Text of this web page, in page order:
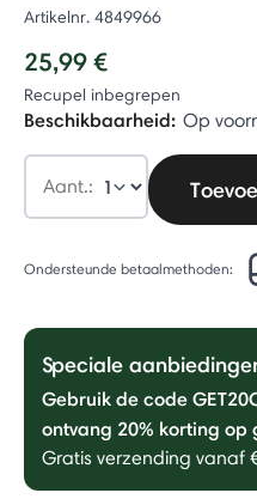
Artikelnr. 4849966
25,99 €
Recupel inbegrepen
Beschikbaarheid: Op
Aant.:
Ondersteunde betaalmethoden:
Speciale
Gebruik de code
ontvang 20% ​​korting op
Gratis verzending vanaf